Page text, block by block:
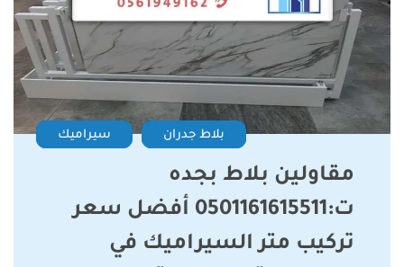
بلاط جدران سيراميك
مقاولين بلاط بجده
ت:0501161615511 أفضل سعر
تركيب متر السيراميك في